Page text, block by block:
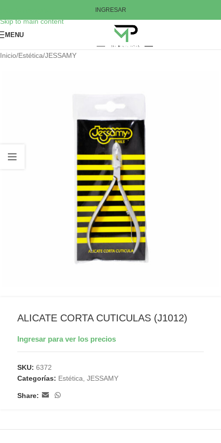
Skip to main content
INGRESAR
MENU
Inicio/Estética/JESSAMY
ALICATE CORTA CUTICULAS (J1012)
Ingresar para ver los precios
SKU: 6372
Categorías: Estética JESSAMY
Share: